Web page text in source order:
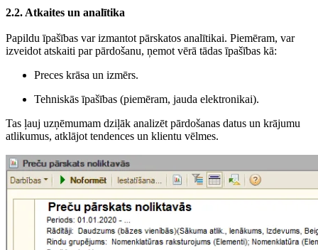
2.2. Atkaites un analītika
Papildu īpašības var izmantot pārskatos analītikai. Piemēram, var
izveidot atskaiti par pārdošanu, ņemot vērā tādas īpašības kā:
Preces krāsa un izmērs.
Tehniskās īpašības (piemēram, jauda elektronikai).
Tas ļauj uzņēmumam dziļāk analizēt pārdošanas datus un krājumu
atlikumus, atklājot tendences un klientu vēlmes.